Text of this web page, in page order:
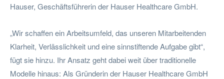
Hauser, Geschäftsführerin der Hauser Healthcare GmbH.
„Wir schaffen ein Arbeitsumfeld, das unseren Mitarbeitenden
Klarheit, Verlässlichkeit und eine sinnstiftende Aufgabe gibt“,
fügt sie hinzu. Ihr Ansatz geht dabei weit über traditionelle
Modelle hinaus: Als Gründerin der Hauser Healthcare GmbH